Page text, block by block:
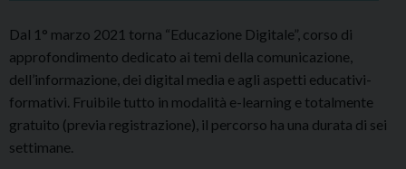
Dal 1° marzo 2021 torna “Educazione Digitale”, corso di
approfondimento dedicato ai temi della comunicazione,
dell’informazione, dei digital media e agli aspetti educativi-
formativi. Fruibile tutto in modalità e-learning e totalmente
gratuito (previa registrazione), il percorso ha una durata di sei
settimane.